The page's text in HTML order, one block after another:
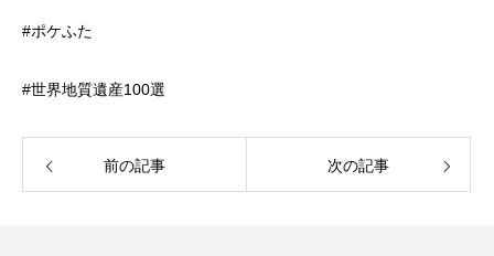
#ポケふた
#世界地質遺産100選
前の記事 次の記事